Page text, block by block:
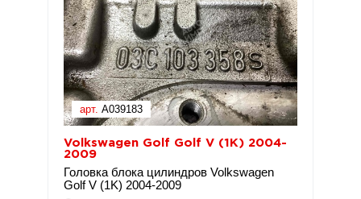
арт. A039183
Volkswagen Golf Golf V (1K) 2004-
2009
Головка блока цилиндров Volkswagen
Golf V (1K) 2004-2009